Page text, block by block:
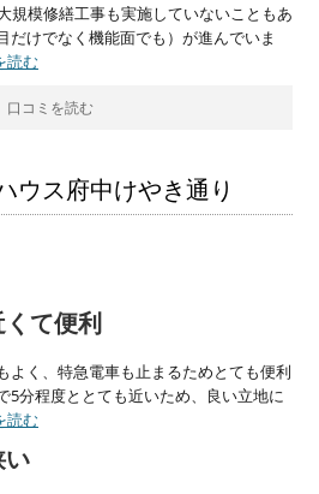
規模修繕工事も実施していないこともあ
だけでなく機能面でも）が進んでいま
読む
口コミを読む
ウス府中けやき通り
て便利
よく、特急電車も止まるためとても便利
5分程度ととても近いため、良い立地に
読む
い